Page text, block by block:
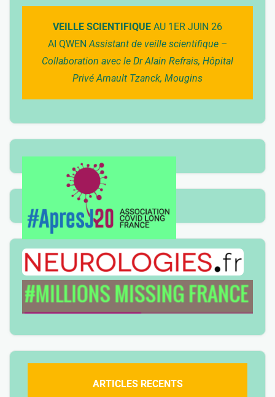
VEILLE SCIENTIFIQUE AU 1ER JUIN 26
AI QWENAssistant de veille scientifique –
Collaboration avec le Dr Alain Refrais, Hôpital
Privé Arnault Tzanck, Mougins
ARTICLES RECENTS